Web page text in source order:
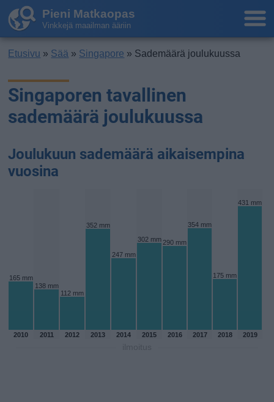
Pieni Matkaopas
Vinkkejä maailman ääriin
Etusivu » Sää » Singapore » Sademäärä joulukuussa
Singaporen tavallinen
sademäärä joulukuussa
Joulukuun sademäärä aikaisempina
vuosina
165 mm
138 mm
112 mm
352 mm
247 mm
302 mm 290 mm
354 mm
175 mm
431 mm
2010 2011 2012 2013 2014 2015 2016 2017 2018 2019